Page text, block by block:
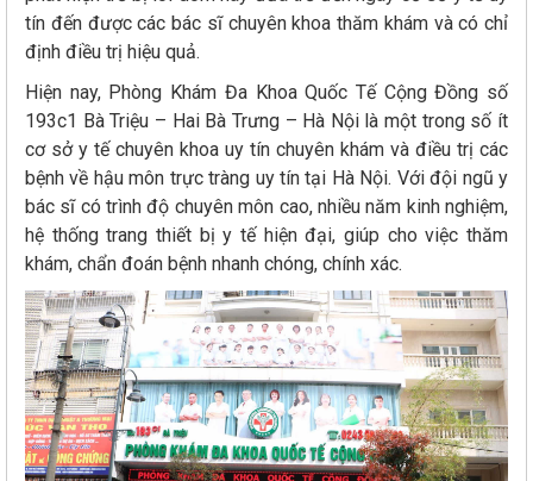
tín đến được các bác sĩ chuyên khoa thăm khám và có chỉ
định điều trị hiệu quả.
Hiện nay, Phòng Khám Đa Khoa Quốc Tế Cộng Đồng số
193c1 Bà Triệu – Hai Bà Trưng – Hà Nội là một trong số ít
cơ sở y tế chuyên khoa uy tín chuyên khám và điều trị các
bệnh về hậu môn trực tràng uy tín tại Hà Nội. Với đội ngũ y
bác sĩ có trình độ chuyên môn cao, nhiều năm kinh nghiệm,
hệ thống trang thiết bị y tế hiện đại, giúp cho việc thăm
khám, chẩn đoán bệnh nhanh chóng, chính xác.